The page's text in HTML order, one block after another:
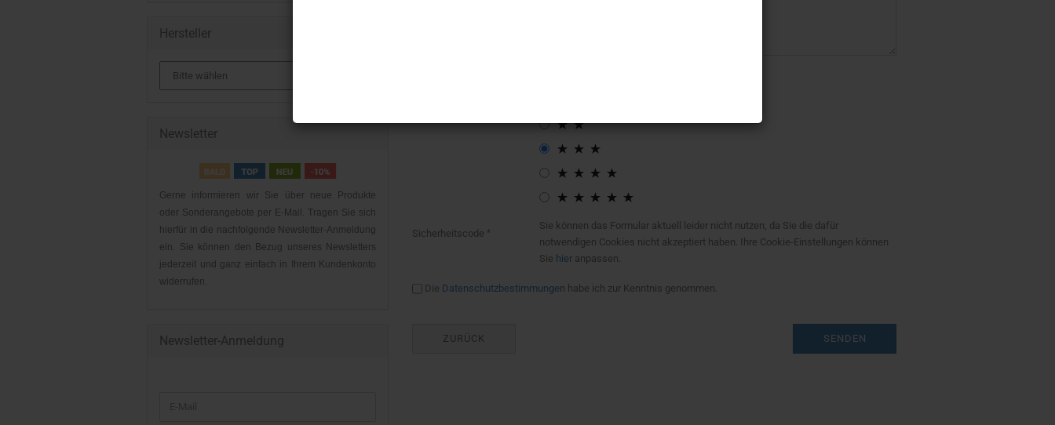
Sicherheitscode
Sie können das Formular aktuell leider nicht nutzen, da Sie die dafür
notwendigen Cookies nicht akzeptiert haben. Ihre Cookie-Einstellungen können
Sie hieranpassen.
Die Datenschutzbestimmungen habe ich zur Kenntnis genommen.
ZURÜCK SENDEN
Hersteller
Newsletter
Gerne informieren wir Sie über neue Produkte
oder Sonderangebote per E-Mail. Tragen Sie sich
hierfür in die nachfolgende Newsletter-Anmeldung
ein. Sie können den Bezug unseres Newsletters
jederzeit und ganz einfach in Ihrem Kundenkonto
widerrufen.
Newsletter-Anmeldung